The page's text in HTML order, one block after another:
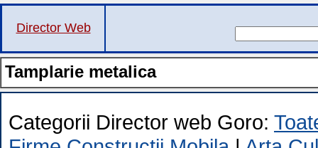
Director Web
Tamplarie metalica
Categorii Director web Goro: